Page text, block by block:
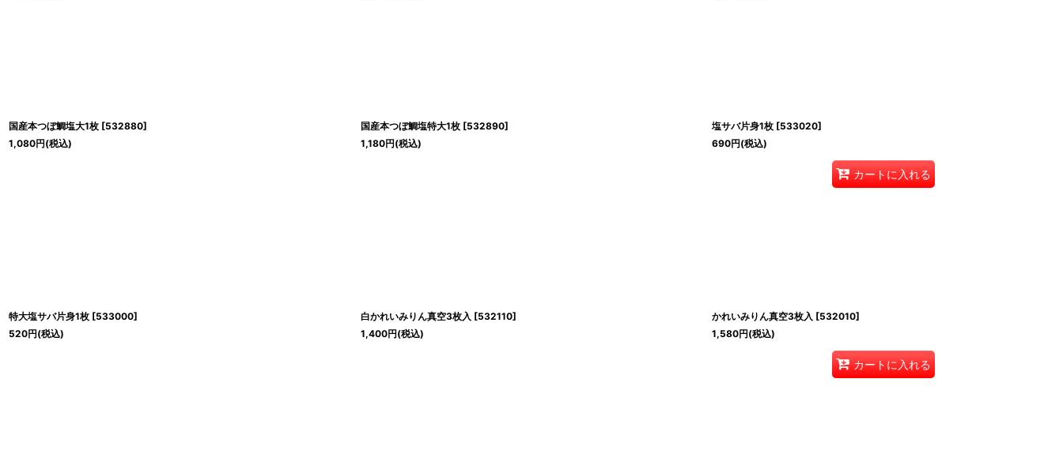
国産本つぼ鯛塩大1枚 [532880]
1,080円(税込)
国産本つぼ鯛塩特大1枚 [532890]
1,180円(税込)
塩サバ片身1枚 [533020]
690円(税込)
カートに入れる
特大塩サバ片身1枚 [533000]
520円(税込)
白かれいみりん真空3枚入 [532110]
1,400円(税込)
かれいみりん真空3枚入 [532010]
1,580円(税込)
カートに入れる